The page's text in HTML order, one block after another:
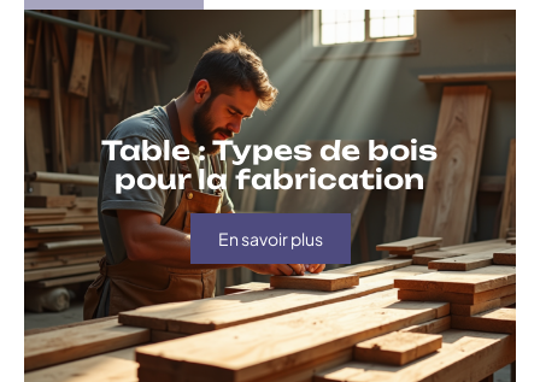
Table : Types de bois
pour la fabrication
En savoir plus